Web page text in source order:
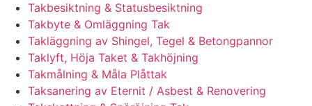
Takbesiktning & Statusbesiktning
Takbyte & Omläggning Tak
Takläggning av Shingel, Tegel & Betongpannor
Taklyft, Höja Taket & Takhöjning
Takmålning & Måla Plåttak
Taksanering av Eternit / Asbest & Renovering